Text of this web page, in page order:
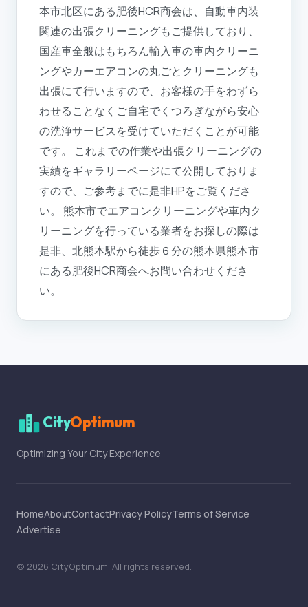
本市北区にある肥後HCR商会は、自動車内装
関連の出張クリーニングもご提供しており、
国産車全般はもちろん輸入車の車内クリーニ
ングやカーエアコンの丸ごとクリーニングも
出張にて行いますので、お客様の手をわずら
わせることなくご自宅でくつろぎながら安心
の洗浄サービスを受けていただくことが可能
です。 これまでの作業や出張クリーニングの
実績をギャラリーページにて公開しておりま
すので、ご参考までに是非HPをご覧くださ
い。 熊本市でエアコンクリーニングや車内ク
リーニングを行っている業者をお探しの際は
是非、北熊本駅から徒歩６分の熊本県熊本市
にある肥後HCR商会へお問い合わせくださ
い。
CityOptimum
Optimizing Your City Experience
HomeAboutContactPrivacy PolicyTerms of Service
Advertise
© 2026 CityOptimum. All rights reserved.